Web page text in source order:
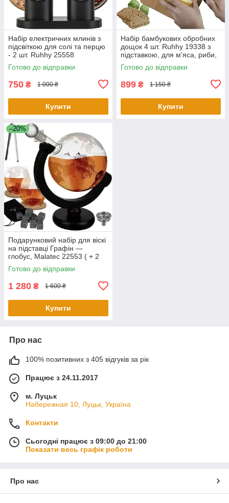
Набір електричних млинів з
підсвіткою для солі та перцю
- 2 шт. Ruhhy 25558
Готово до відправки
750 ₴ 1 000 ₴
Купити
Набір бамбукових обробних
дощок 4 шт. Ruhhy 19338 з
підставкою, для м'яса, риби,
овочів і хліба
Готово до відправки
899 ₴ 1 150 ₴
Купити
–20%
Подарунковий набір для віскі
на підставці Графін —
глобус, Malatec 22553 ( + 2
склянки та камені для
охолодження)
Готово до відправки
1 280 ₴ 1 600 ₴
Купити
Про нас
100% позитивних з 405 відгуків за рік
Працює з 24.11.2017
м. Луцьк
Набережная 10, Луцьк, Україна
Контакти
Сьогодні працює з 09:00 до 21:00
Показати весь графік роботи
Про нас